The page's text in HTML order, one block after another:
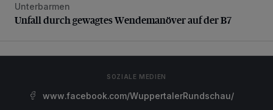
Unfall durch gewagtes Wendemanöver auf der B7
Unterbarmen
Unfall durch gewagtes Wendemanöver auf der B7
SOZIALE MEDIEN
www.facebook.com/WuppertalerRundschau/